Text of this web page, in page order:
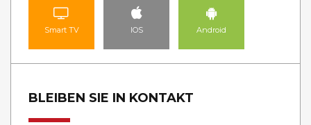
Smart TV IOS Android
BLEIBEN SIE IN KONTAKT